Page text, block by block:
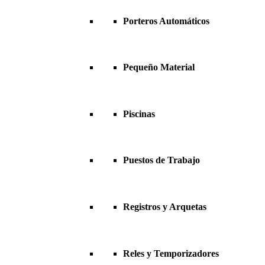
Porteros Automáticos
Pequeño Material
Piscinas
Puestos de Trabajo
Registros y Arquetas
Reles y Temporizadores